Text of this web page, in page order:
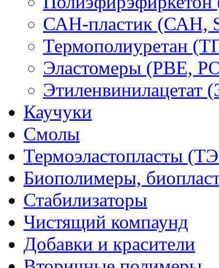
САН-пластик (САН,
Термополиуретан
Эластомеры (PBE,
Этиленвинилацетат
Каучуки
Смолы
Термоэластопласты
Биополимеры,
Стабилизаторы
Чистящий компаунд
Добавки и красители